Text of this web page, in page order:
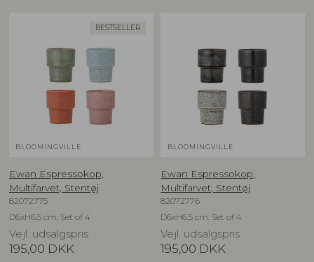
BESTSELLER
BLOOMINGVILLE
Ewan Espressokop,
Multifarvet, Stentøj
82072775
D6xH6,5 cm, Set of 4
Vejl. udsalgspris
195,00 DKK
BLOOMINGVILLE
Ewan Espressokop,
Multifarvet, Stentøj
82072776
D6xH6,5 cm, Set of 4
Vejl. udsalgspris
195,00 DKK